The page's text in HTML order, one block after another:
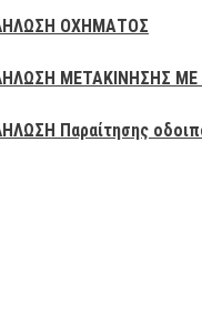
ΟΧΗΜΑΤΟΣ
ΜΕΤΑΚΙΝΗΣΗΣ
Παραίτησης